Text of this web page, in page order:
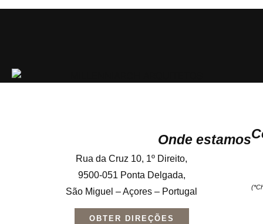
Onde estamos
Rua da Cruz 10, 1º Direito,
9500-051 Ponta Delgada,
São Miguel – Açores – Portugal
OBTER DIREÇÕES